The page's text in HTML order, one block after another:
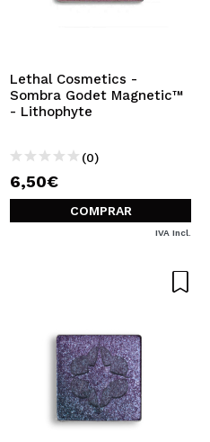
Lethal Cosmetics -
Sombra Godet Magnetic™
- Lithophyte
(0)
6,50€
COMPRAR
IVA Incl.